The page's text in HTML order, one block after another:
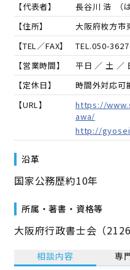
【代表者】 長谷川 浩 （
【住所】
大阪府枚方
【TEL／FAX】
TEL.050-
【営業時間】
平日 ／ 土 ／
【定休日】
時間外対応可
【URL】
https://
awa/
http://
沿革
国家公務歴約10年
所属・著書・資格等
大阪府行政書士会（
相談内容 専